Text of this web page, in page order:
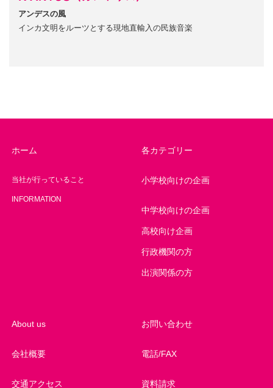
アンデスの風
インカ文明をルーツとする現地直輸入の民族音楽
ホーム
当社が行っていること
INFORMATION
各カテゴリー
小学校向けの企画
中学校向けの企画
高校向け企画
行政機関の方
出演関係の方
About us
会社概要
交通アクセス
お問い合わせ
電話/FAX
資料請求